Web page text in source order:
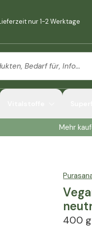
nur 1-2 Werktage
Mehr
400